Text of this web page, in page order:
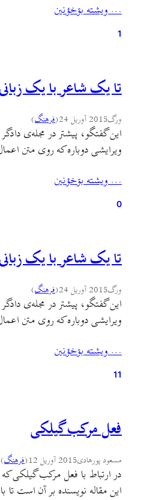
… ويشته بۊخؤنين
1
تا یک شاعر با یک
ورگ2015 آوریل 24 (فرهنگ)
این گفتگو، پیشتر در مجله‌ی
ویرایشی دوباره که روی متن
… ويشته بۊخؤنين
0
تا یک شاعر با یک
ورگ2015 آوریل 24 (فرهنگ)
این گفتگو، پیشتر در مجله‌ی
ویرایشی دوباره که روی متن
… ويشته بۊخؤنين
11
فعل مرکب گیلکی
مسعود پورهادی2015 آوریل 12 (فرهنگ)
در ارتباط با فعل مرکب گیلکی
این مقاله نویسنده بر آن است